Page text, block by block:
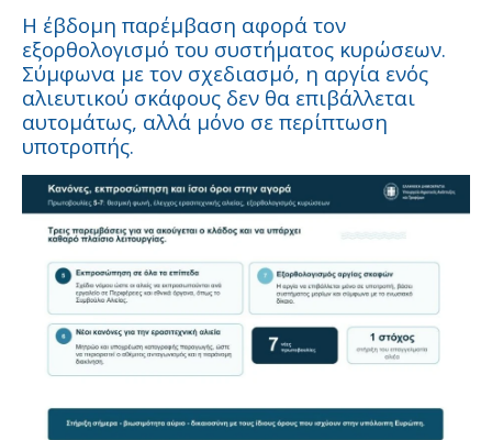
Η έβδομη παρέμβαση αφορά τον
εξορθολογισμό του συστήματος κυρώσεων.
Σύμφωνα με τον σχεδιασμό, η αργία ενός
αλιευτικού σκάφους δεν θα επιβάλλεται
αυτομάτως, αλλά μόνο σε περίπτωση
υποτροπής.